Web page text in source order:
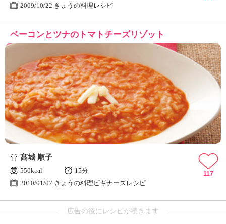
2009/10/22 きょうの料理レシピ
ベーコンとツナのトマトチーズリゾット
髙城 順子
550kcal
15分
2010/01/07 きょうの料理ビギナーズレシピ
117
広告の後にレシピが続きます